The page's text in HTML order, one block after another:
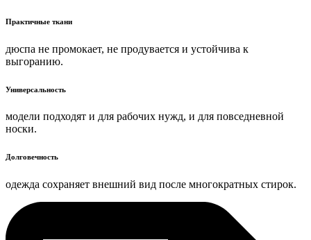
Практичные ткани
дюспа не промокает, не продувается и устойчива к
выгоранию.
Универсальность
модели подходят и для рабочих нужд, и для повседневной
носки.
Долговечность
одежда сохраняет внешний вид после многократных стирок.